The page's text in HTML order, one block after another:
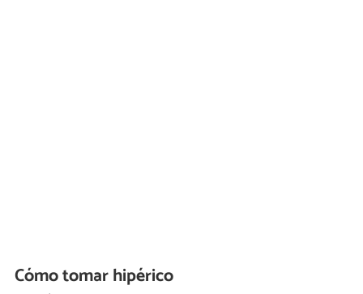
Cómo tomar hipérico